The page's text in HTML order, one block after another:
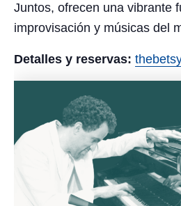
Juntos, ofrecen una vibrante
improvisación y músicas del
Detalles y reservas: